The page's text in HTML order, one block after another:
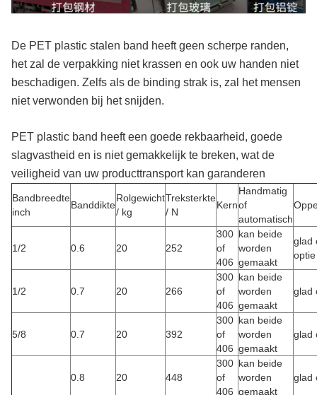
De PET plastic stalen band heeft geen scherpe randen,
het zal de verpakking niet krassen en ook uw handen niet
beschadigen. Zelfs als de binding strak is, zal het mensen
niet verwonden bij het snijden.
PET plastic band heeft een goede rekbaarheid, goede
slagvastheid en is niet gemakkelijk te breken, wat de
veiligheid van uw producttransport kan garanderen
Bandbreedte
inch
Banddikte
Rolgewicht
/ kg
Treksterkte
/ N
Kern
Handmatig
of
automatisch
1/2 0.6 20 252
300
of
406
kan beide
worden
gemaakt
glad
optie
1/2 0.7 20 266
300
of
406
kan beide
worden
gemaakt
glad
5/8 0.7 20 392
300
of
406
kan beide
worden
gemaakt
glad
0.8 20 448
300
of
406
kan beide
worden
gemaakt
glad